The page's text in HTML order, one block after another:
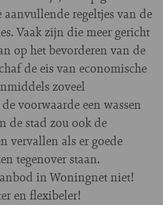
regeltjes van de
Vaak zijn die meer gericht
op het bevorderen van de
de eis van economische
zoveel
voorwaarde een wassen
de stad zou ook de
vervallen als er goede
tegenover staan.
in Woningnet niet!
en flexibeler!